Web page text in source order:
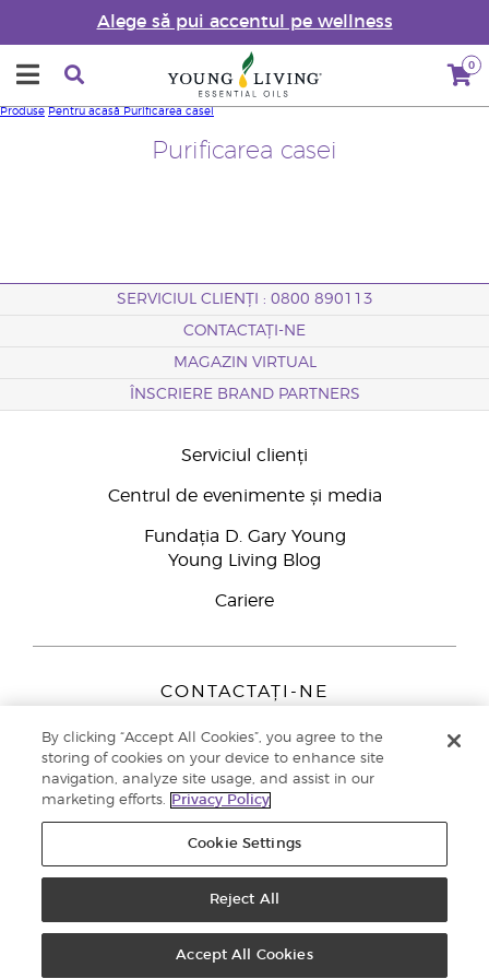
Alege să pui accentul pe wellness
0
Purificarea casei
Produse Pentru acasă Purificarea casei
SERVICIUL CLIENȚI : 0800 890113
CONTACTAȚI-NE
MAGAZIN VIRTUAL
ÎNSCRIERE BRAND PARTNERS
Serviciul clienți
Centrul de evenimente și media
Fundația D. Gary Young
Young Living Blog
Cariere
CONTACTAȚI-NE
Peizerweg 97
9727 AJ Groningen
Netherlands
Înscriere Brand Partners0800 890113
Politica de confidențialitate
By clicking “Accept All Cookies”, you agree to the
storing of cookies on your device to enhance site
navigation, analyze site usage, and assist in our
marketing efforts.
Privacy Policy
Cookie Settings
Reject All
Accept All Cookies